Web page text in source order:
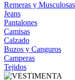
Remeras y Musculosas
Jeans
Pantalones
Camisas
Calzado
Buzos y Canguros
Camperas
Tejidos